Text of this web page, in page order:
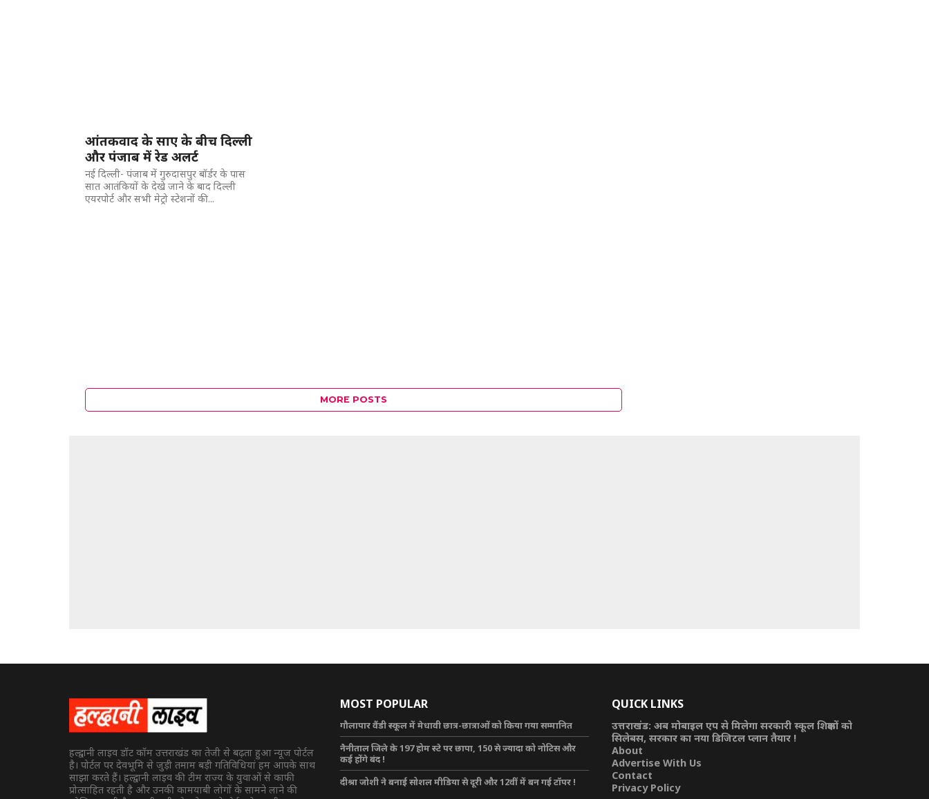
आंतकवाद के साए के बीच दिल्ली
और पंजाब में रेड अलर्ट
नई दिल्ली- पंजाब में गुरुदासपुर बॉर्डर के पास
सात आतंकियों के देखे जाने के बाद दिल्ली
एयरपोर्ट और सभी मेट्रो स्टेशनों की...
MORE POSTS
हल्द्वानी लाइव डॉट कॉम उत्तराखंड का तेजी से बढ़ता हुआ न्यूज पोर्टल
है। पोर्टल पर देवभूमि से जुड़ी तमाम बड़ी गतिविधियां हम आपके साथ
साझा करते हैं। हल्द्वानी लाइव की टीम राज्य के युवाओं से काफी
प्रोत्साहित रहती है और उनकी कामयाबी लोगों के सामने लाने की
MOST POPULAR
गौलापार वैंडी स्कूल में मेधावी छात्र-छात्राओं को किया गया सम्मानित
नैनीताल जिले के 197 होम स्टे पर छापा, 150 से ज्यादा को नोटिस और
कई होंगे बंद !
दीश्रा जोशी ने बनाई सोशल मीडिया से दूरी और 12वीं में बन गई टॉपर !
QUICK LINKS
उत्तराखंड: अब मोबाइल एप से मिलेगा सरकारी स्कूल शिक्षकों को
सिलेबस, सरकार का नया डिजिटल प्लान तैयार !
About
Advertise With Us
Contact
Privacy Policy